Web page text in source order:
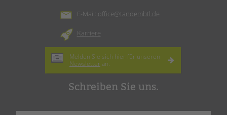
E-Mail: office@tandembtl.de
Karriere
Melden Sie sich hier für unseren
Newsletter an.
Schreiben Sie uns.